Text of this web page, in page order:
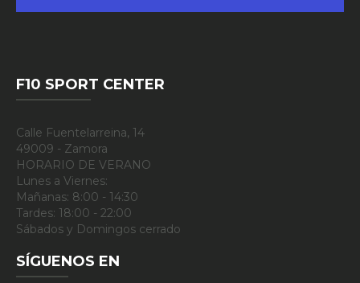
F10 SPORT CENTER
Calle Fuentelarreina, 14
49009 - Zamora
HORARIO DE VERANO
Lunes a Viernes:
Mañanas: 8:00 - 14:30
Tardes: 18:00 - 22:00
Sábados y Domingos cerrado
SÍGUENOS EN